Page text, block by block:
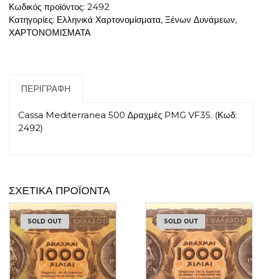
PMG
VF35
ποσότητα
Κωδικός προϊόντος: 2492
Κατηγορίες: Ελληνικά Χαρτονομίσματα, Ξένων Δυνάμεων,
ΧΑΡΤΟΝΟΜΙΣΜΑΤΑ
ΠΕΡΙΓΡΑΦΉ
Cassa Mediterranea 500 Δραχμές PMG VF35. (Κωδ:
2492)
ΣΧΕΤΙΚΆ ΠΡΟΪΌΝΤΑ
SOLD OUT SOLD OUT